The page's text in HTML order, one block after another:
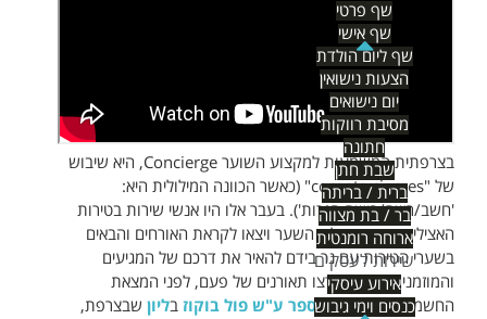
שף פרטי
שף אישי
שף ליום הולדת
הצעות נישואין
יום נישואים
מסיבת רווקות
חתונה
שבת חתן
ברית / בריתה
בר / בת מצווה
ארוחה רומנטית
שירות לעסקים
אירוע עיסקי
כנסים וימי גיבוש
בצרפתית המשמעות למקצוע השוער Concierge, היא שיבוש
של "compte cierges" (כאשר הכוונה המילולית היא:
'חשב/רשם/רושם הנרות'). בעבר אלו היו אנשי שירות בטירות
האצילים שהמתינו ליד השער ויצאו לקראת האורחים והבאים
בשערי הטירות עם נר בידם להאיר את דרכם של המגיעים
והמוזמנים. או אם תרצו תאורנים של פעם, לפני המצאת
החשמל. כבוגרבית הספר ע"ש פול בוקוז בליון שבצרפת,